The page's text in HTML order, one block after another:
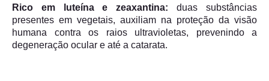
Rico em luteína e zeaxantina: duas substâncias
presentes em vegetais, auxiliam na proteção da visão
humana contra os raios ultravioletas, prevenindo a
degeneração ocular e até a catarata.